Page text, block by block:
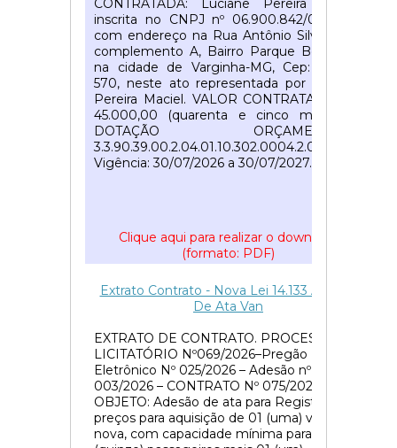
CONTRATADA: Luciane Pereira Maciel,
inscrita no CNPJ nº 06.900.842/0001-86,
com endereço na Rua Antônio Silva, n°52,
complemento A, Bairro Parque Boa Vista
na cidade de Varginha-MG, Cep: 37.014-
570, neste ato representada por Luciene
Pereira Maciel. VALOR CONTRATADO: R$
45.000,00 (quarenta e cinco mil reais).
DOTAÇÃO ORÇAMENTÁRIA
3.3.90.39.00.2.04.01.10.302.0004.2.0024.
Vigência: 30/07/2026 a 30/07/2027.
Clique aqui para realizar o download
(formato: PDF)
Extrato Contrato - Nova Lei 14.133 Adesao
De Ata Van
EXTRATO DE CONTRATO. PROCESSO
LICITATÓRIO Nº069/2026–Pregão
Eletrônico Nº 025/2026 – Adesão nº
003/2026 – CONTRATO Nº 075/2026.
OBJETO: Adesão de ata para Registro de
preços para aquisição de 01 (uma) van
nova, com capacidade mínima para 15